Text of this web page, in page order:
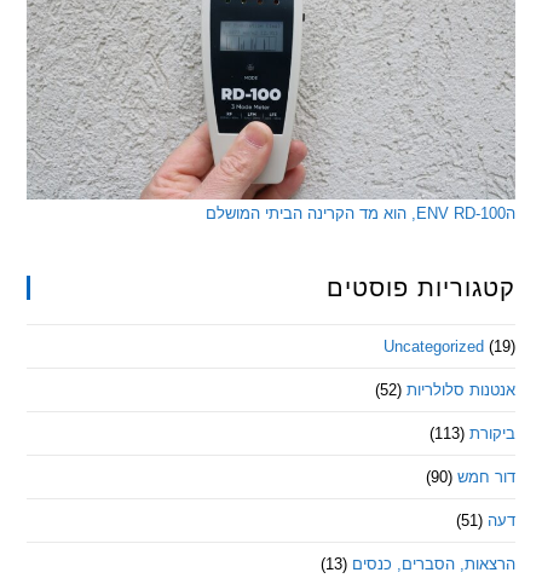
פוסטים
סלולריות (52)
(90)
הסברים, כנסים (13)